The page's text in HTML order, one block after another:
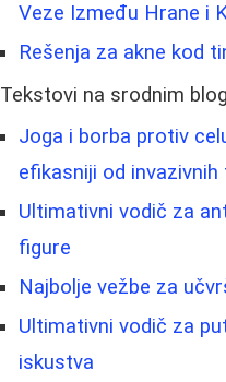
Veze Između Hrane i
Rešenja za akne kod
Tekstovi na srodnim
Joga i borba protiv
efikasniji od
Ultimativni vodič za
figure
Najbolje vežbe za
Ultimativni vodič za
iskustva